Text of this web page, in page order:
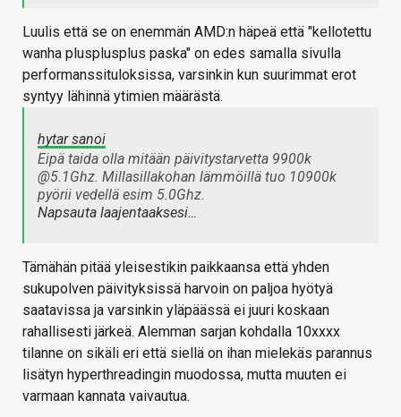
Luulis että se on enemmän AMD:n häpeä että "kellotettu
wanha plusplusplus paska" on edes samalla sivulla
performanssituloksissa, varsinkin kun suurimmat erot
syntyy lähinnä ytimien määrästä.
hytar sanoi
Eipä taida olla mitään päivitystarvetta 9900k
@5.1Ghz. Millasillakohan lämmöillä tuo 10900k
pyörii vedellä esim 5.0Ghz.
Napsauta laajentaaksesi…
Tämähän pitää yleisestikin paikkaansa että yhden
sukupolven päivityksissä harvoin on paljoa hyötyä
saatavissa ja varsinkin yläpäässä ei juuri koskaan
rahallisesti järkeä. Alemman sarjan kohdalla 10xxxx
tilanne on sikäli eri että siellä on ihan mielekäs parannus
lisätyn hyperthreadingin muodossa, mutta muuten ei
varmaan kannata vaivautua.